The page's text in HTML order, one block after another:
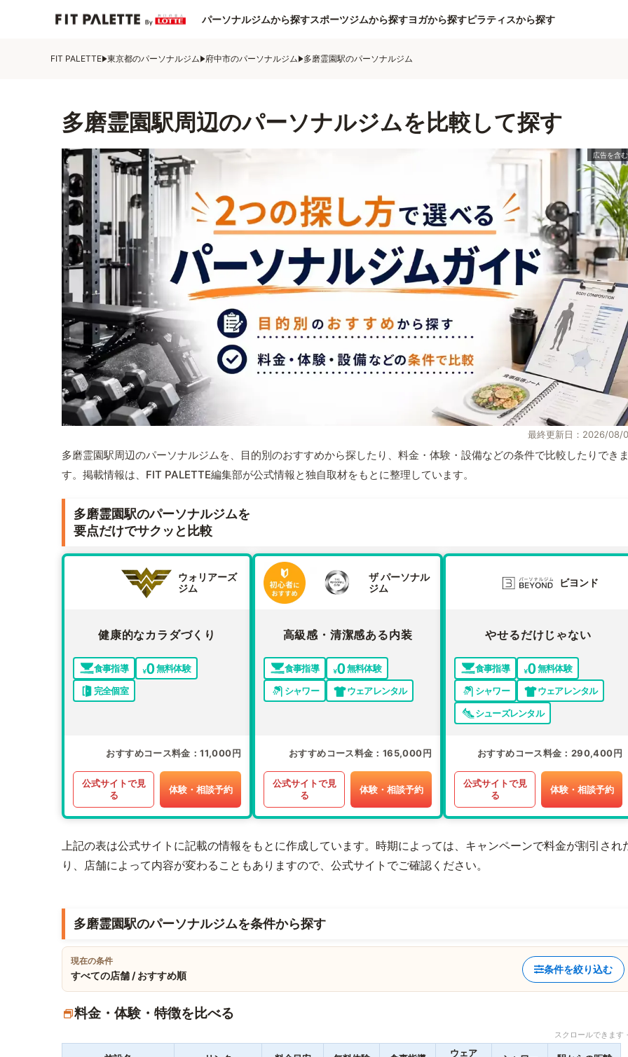
パーソナルジムから探すスポーツジムから探すヨガから探すピラティスから探す
FIT PALETTE 東京都のパーソナルジム 府中市のパーソナルジム 多磨霊園駅のパーソナルジム
多磨霊園駅周辺のパーソナルジムを比較して探す
最終更新日：2026/08/
多磨霊園駅周辺のパーソナルジムを、目的別のおすすめから探したり、料金・体験・設備などの条件で比較したりでき
す。掲載情報は、FIT PALETTE編集部が公式情報と独自取材をもとに整理しています。
多磨霊園駅のパーソナルジムを
要点だけでサクッと比較
ウォリアーズ
ジム
健康的なカラダづくり
食事指導
無料体験
完全個室
おすすめコース料金 11,000円
公式サイトで見
る
体験・相談予約
ザ パーソナル
ジム
高級感・清潔感ある内装
食事指導
無料体験
シャワー
ウェアレンタル
おすすめコース料金 165,000円
公式サイトで見
る
体験・相談予約
ビヨンド
やせるだけじゃない
食事指導
無料体験
シャワー
ウェアレンタル
シューズレンタル
おすすめコース料金 290,400円
公式サイトで見
る
体験・相談予約
上記の表は公式サイトに記載の情報をもとに作成しています。時期によっては、キャンペーンで料金が割引され
り、店舗によって内容が変わることもありますので、公式サイトでご確認ください。
多磨霊園駅のパーソナルジムを条件から探す
現在の条件
すべての店舗 / おすすめ順
条件を絞り込む
料金・体験・特徴を比べる
スクロールできま
ウェア